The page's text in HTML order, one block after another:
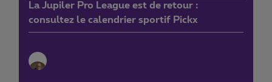
La Jupiler Pro League est de retour :
consultez le calendrier sportif Pickx